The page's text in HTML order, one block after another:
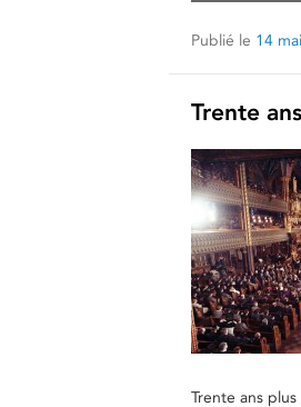
Publié le 14
Trente
Trente ans